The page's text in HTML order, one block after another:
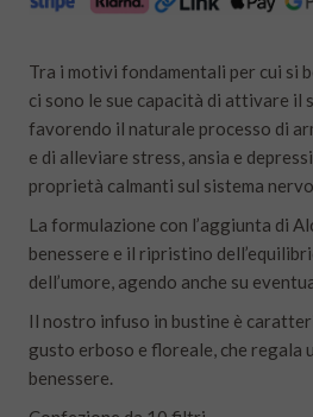
Tra i motivi fondamentali per cui si
ci sono le sue capacità di attivare il
favorendo il naturale processo di
e di alleviare stress, ansia e
proprietà calmanti sul sistema
La formulazione con l’aggiunta di
benessere e il ripristino
dell’umore, agendo anche su
Il nostro infuso in bustine è
gusto erboso e floreale, che regala
benessere.